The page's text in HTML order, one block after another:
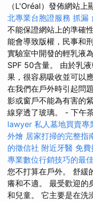
（L'Oréal）發佈網站
北專業台胞證服務 抓漏
不能保證網站上的準確
能會導致版權，民事和
實驗室中開發的輕乳液
SPF 50含量。 由於乳
果，很容易吸收並可以
在我們在戶外時引起問
影或窗戶不能為有害的
線穿透了玻璃。 - 下午
lawyer 私人墓地買賣專
外燴 居家打掃的完整指
的徵信社 附近牙醫 免
專業數位行銷技巧的最
您不打算在戶外。 舒緩
癢和不適。 最受歡迎的
和兒童。 它主要是在洗